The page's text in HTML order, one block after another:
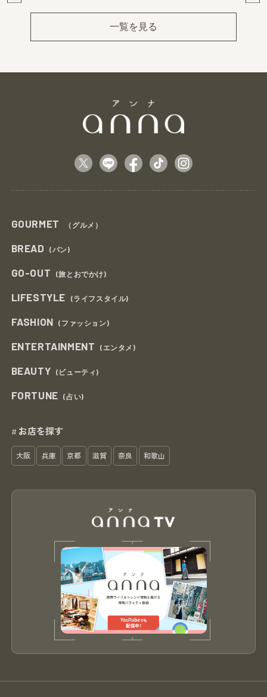
一覧を見る
GOURMET （グルメ）
BREAD (パン)
GO-OUT (旅とおでかけ)
LIFESTYLE (ライフスタイル)
FASHION (ファッション)
ENTERTAINMENT (エンタメ)
BEAUTY (ビューティ)
FORTUNE (占い)
# お店を探す
大阪 兵庫 京都 滋賀 奈良 和歌山